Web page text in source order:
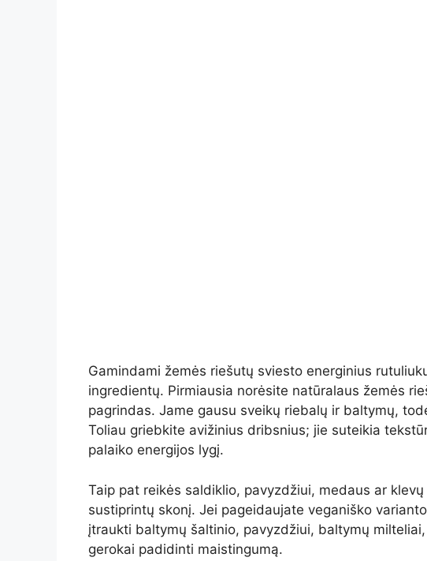
Gamindami žemės riešutų sviesto energinius
ingredientų. Pirmiausia norėsite natūralaus žemės
pagrindas. Jame gausu sveikų riebalų ir baltymų,
Toliau griebkite avižinius dribsnius; jie suteikia
palaiko energijos lygį.
Taip pat reikės saldiklio, pavyzdžiui, medaus ar
sustiprintų skonį. Jei pageidaujate veganiško
įtraukti baltymų šaltinio, pavyzdžiui, baltymų
gerokai padidinti maistingumą.